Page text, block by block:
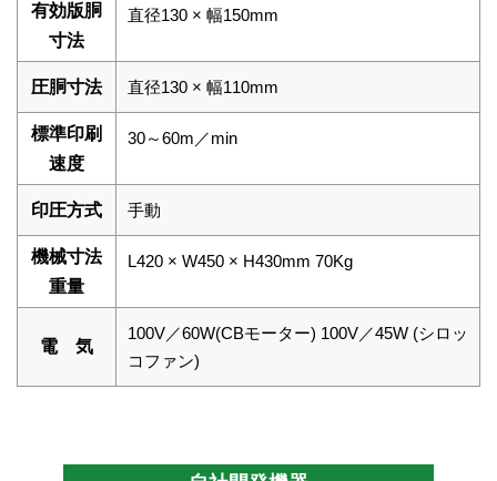
有効版胴
寸法
直径130 × 幅150mm
圧胴寸法 直径130 × 幅110mm
標準印刷
速度
30～60m／min
印圧方式 手動
機械寸法
重量
L420 × W450 × H430mm 70Kg
電 気
100V／60W(CBモーター) 100V／45W (シロッ
コファン)